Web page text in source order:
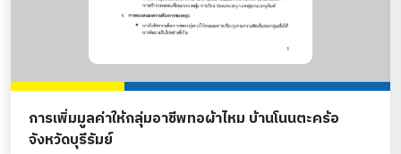
การเพิ่มมูลค่าให้กลุ่มอาชีพทอผ้าไหม บ้านโนนตะคร้อ
จังหวัดบุรีรัมย์